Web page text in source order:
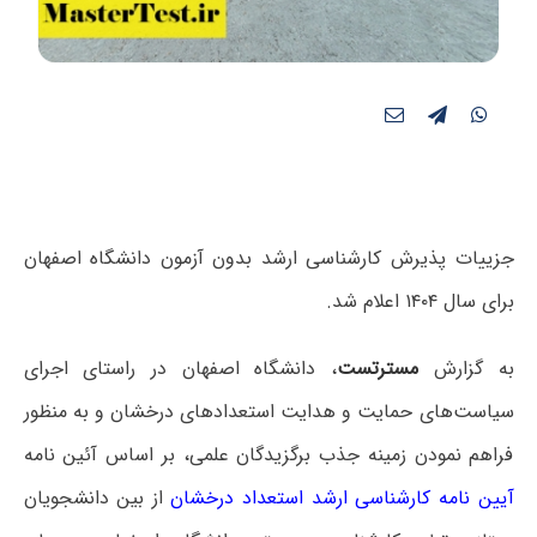
جزییات پذیرش کارشناسی ارشد بدون آزمون دانشگاه اصفهان
برای سال ۱۴۰۴ اعلام شد.
به گزارش مسترتست، دانشگاه اصفهان در راستای اجرای
سیاست‌های حمایت و هدایت استعدادهای درخشان و به منظور
فراهم نمودن زمینه جذب برگزیدگان علمی، بر اساس آئین نامه
آیین نامه کارشناسی ارشد استعداد درخشاناز بین دانشجویان